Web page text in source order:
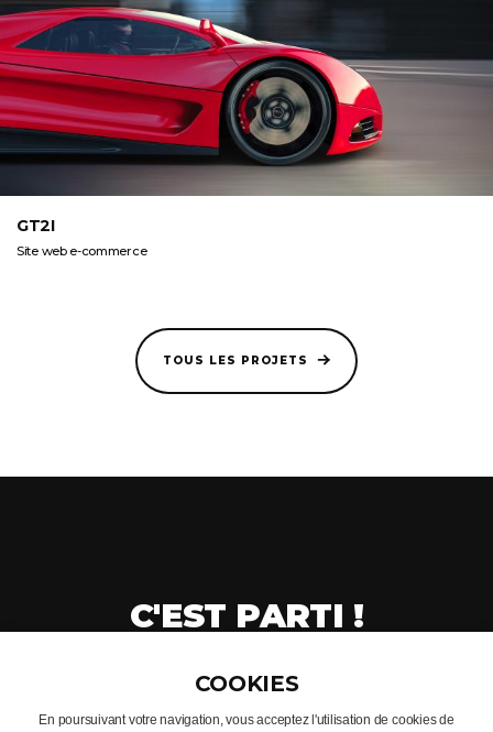
GT2I
Site web e-commerce
TOUS LES PROJETS
C'EST PARTI !
En poursuivant votre navigation, vous acceptez l'utilisation de cookies de